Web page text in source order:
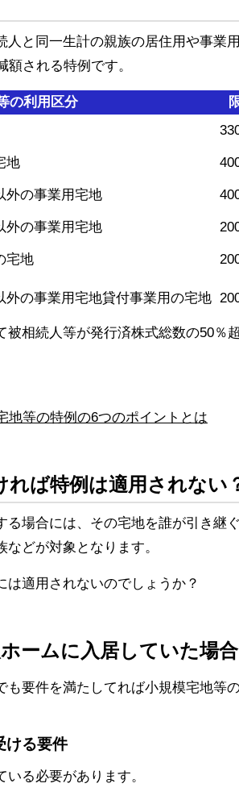
と同一生計の親族の居住用や事業
される特例です。
の利用区分
地
外の事業用宅地
外の事業用宅地
宅地
外の事業用宅地貸付事業用の宅地
相続人等が発行済株式総数の50％
地等の特例の6つのポイントとは
れば特例は適用されない
場合には、その宅地を誰が引き継
どが対象となります。
適用されないのでしょうか？
ームに入居していた場合
要件を満たしてれば小規模宅地等
ける要件
る必要があります。